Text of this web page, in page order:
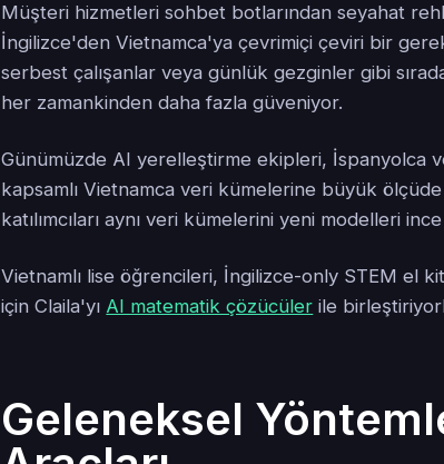
Müşteri hizmetleri sohbet botlarından seyahat
İngilizce'den Vietnamca'ya çevrimiçi çeviri bir
serbest çalışanlar veya günlük gezginler gibi
her zamankinden daha fazla güveniyor.
Günümüzde AI yerelleştirme ekipleri, İspanyolca
kapsamlı Vietnamca veri kümelerine büyük
katılımcıları aynı veri kümelerini yeni modelleri
Vietnamlı lise öğrencileri, İngilizce-only STEM el
için Claila'yı AI matematik çözücüler ile
Geleneksel